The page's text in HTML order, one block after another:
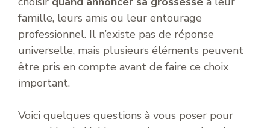
famille, leurs amis ou leur entourage
professionnel. Il n’existe pas de réponse
universelle, mais plusieurs éléments peuvent
être pris en compte avant de faire ce choix
important.
Voici quelques questions à vous poser pour